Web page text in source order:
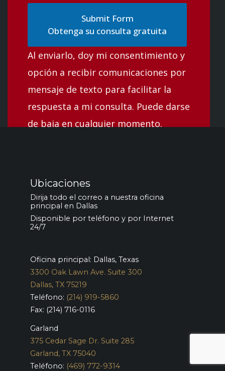
Obtenga su consulta gratuita
Al enviarlo, doy mi consentimiento y
opción a recibir comunicaciones por
mensaje de texto para facilitar la
respuesta a mi consulta. Puede darse
de baja en cualquier momento.
Ubicaciones
Dirija todo el correo a nuestra oficina
principal en Dallas
Disponible por teléfono y por Internet
24/7
Oficina principal: Dallas, Texas
3300 Oak Lawn Ave. Suite 300
Dallas, TX 75219
Teléfono: (214) 919-5860
Fax: (214) 716-0116
Garland
375 Cedar Sage Dr. Suite 285
Garland, TX 75040
Teléfono: (469) 772-9314